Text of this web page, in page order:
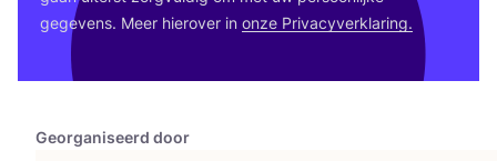
Georganiseerd door
gege­vens. Meer hier­over in onze Pri­va­cy­ver­kla­ring.